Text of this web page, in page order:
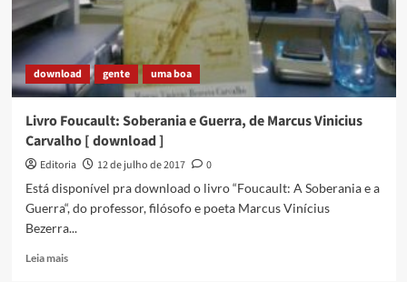
download gente uma boa
Livro Foucault: Soberania e Guerra, de Marcus Vinicius
Carvalho [ download ]
Editoria 12 de julho de 2017
0
Está disponível pra download o livro “Foucault: A Soberania e a
Guerra“, do professor, filósofo e poeta Marcus Vinícius
Bezerra...
Leia maisRead